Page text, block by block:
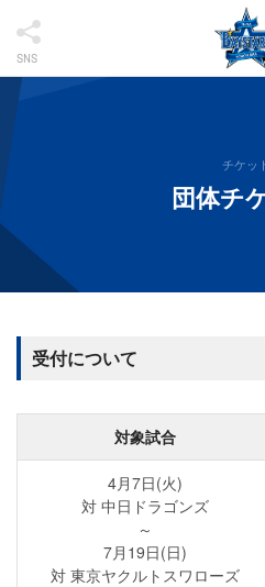
SNS
チケッ
団体チ
受付について
対象試合
4月7日(火)
対 中日ドラゴンズ
～
7月19日(日)
対 東京ヤクルトスワローズ